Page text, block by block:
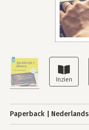
Paperback Nederlands